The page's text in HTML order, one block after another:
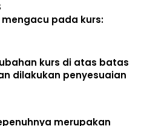
pada kurs:
kurs di atas batas
dilakukan penyesuaian
merupakan